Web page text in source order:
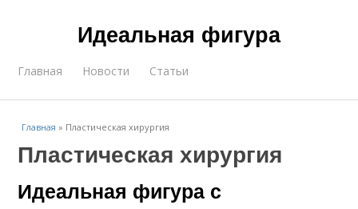
Идеальная фигура
Главная Новости Статьи
Главная » Пластическая хирургия
Пластическая хирургия
Идеальная фигура с